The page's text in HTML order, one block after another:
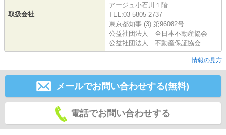
取扱会社
アージュ小石川１階
TEL:03-5805-2737
東京都知事 (3) 第96082号
公益社団法人 全日本不動産協会
公益社団法人 不動産保証協会
情報の見方
メールでお問い合わせする(無料)
電話でお問い合わせする